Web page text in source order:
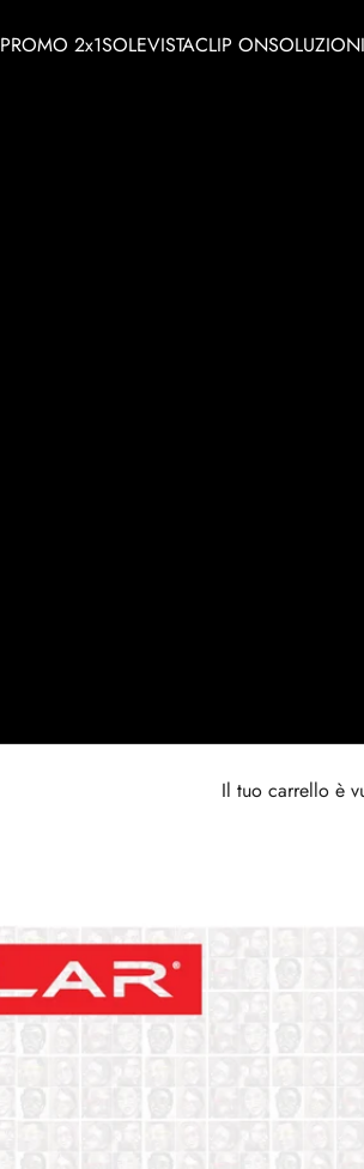
PROMO 2x1SOLEVISTACLIP ON
Il tuo carrello è